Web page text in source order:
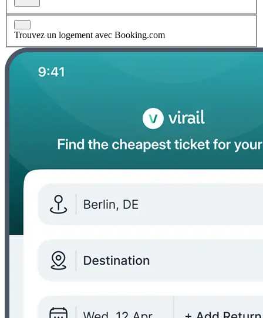
Trouvez un logement avec Booking.com